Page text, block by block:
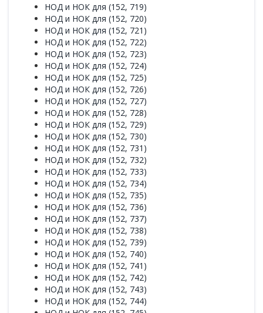
НОД и НОК для (152, 719)
НОД и НОК для (152, 720)
НОД и НОК для (152, 721)
НОД и НОК для (152, 722)
НОД и НОК для (152, 723)
НОД и НОК для (152, 724)
НОД и НОК для (152, 725)
НОД и НОК для (152, 726)
НОД и НОК для (152, 727)
НОД и НОК для (152, 728)
НОД и НОК для (152, 729)
НОД и НОК для (152, 730)
НОД и НОК для (152, 731)
НОД и НОК для (152, 732)
НОД и НОК для (152, 733)
НОД и НОК для (152, 734)
НОД и НОК для (152, 735)
НОД и НОК для (152, 736)
НОД и НОК для (152, 737)
НОД и НОК для (152, 738)
НОД и НОК для (152, 739)
НОД и НОК для (152, 740)
НОД и НОК для (152, 741)
НОД и НОК для (152, 742)
НОД и НОК для (152, 743)
НОД и НОК для (152, 744)